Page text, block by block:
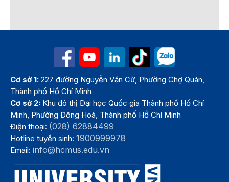
Cơ sở 1: 227 đường Nguyễn Văn Cừ, Phường Chợ Quán,
Thành phố Hồ Chí Minh
Cơ sở 2: Khu đô thị Đại học Quốc gia Thành phố Hồ Chí
Minh, Phường Đông Hoà, Thành phố Hồ Chí Minh
Điện thoại: (028) 62884499
Hotline tuyển sinh:1900999978
Email:info@hcmus.edu.vn